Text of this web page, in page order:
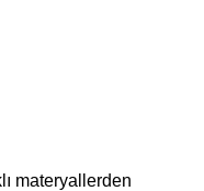
materyallerden